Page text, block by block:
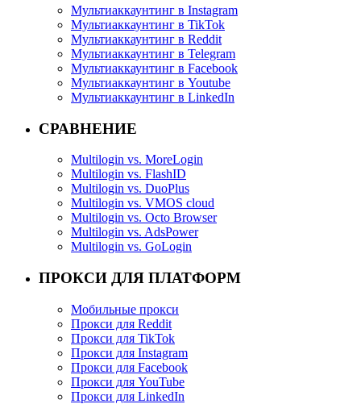
Мультиаккаунтинг в Instagram
Мультиаккаунтинг в TikTok
Мультиаккаунтинг в Reddit
Мультиаккаунтинг в Telegram
Мультиаккаунтинг в Facebook
Мультиаккаунтинг в Youtube
Мультиаккаунтинг в LinkedIn
СРАВНЕНИЕ
Multilogin vs. MoreLogin
Multilogin vs. FlashID
Multilogin vs. DuoPlus
Multilogin vs. VMOS cloud
Multilogin vs. Octo Browser
Multilogin vs. AdsPower
Multilogin vs. GoLogin
ПРОКСИ ДЛЯ ПЛАТФОРМ
Мобильные прокси
Прокси для Reddit
Прокси для TikTok
Прокси для Instagram
Прокси для Facebook
Прокси для YouTube
Прокси для LinkedIn